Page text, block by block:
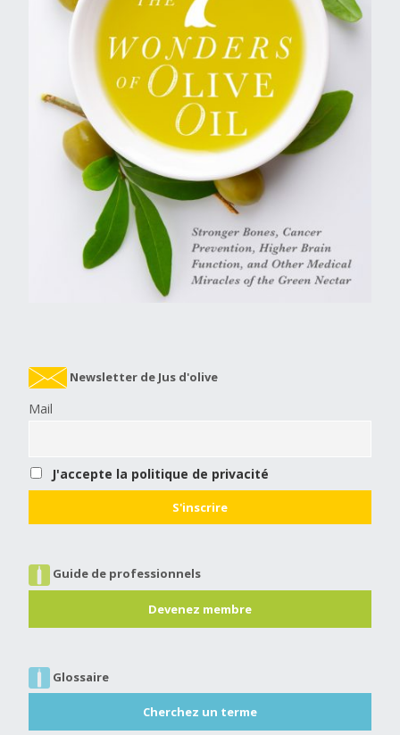
Newsletter de Jus d'olive
Mail
J'accepte la politique de privacité
Guide de professionnels
Devenez membre
Glossaire
Cherchez un terme